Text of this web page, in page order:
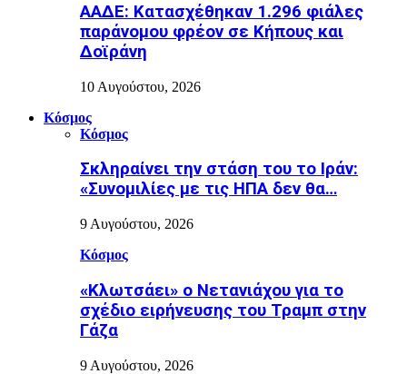
ΑΑΔΕ: Κατασχέθηκαν 1.296 φιάλες
παράνομου φρέον σε Κήπους και
Δοϊράνη
10 Αυγούστου, 2026
Κόσμος
Κόσμος
Σκληραίνει την στάση του το Ιράν:
«Συνομιλίες με τις ΗΠΑ δεν θα…
9 Αυγούστου, 2026
Κόσμος
«Κλωτσάει» ο Νετανιάχου για το
σχέδιο ειρήνευσης του Τραμπ στην
Γάζα
9 Αυγούστου, 2026